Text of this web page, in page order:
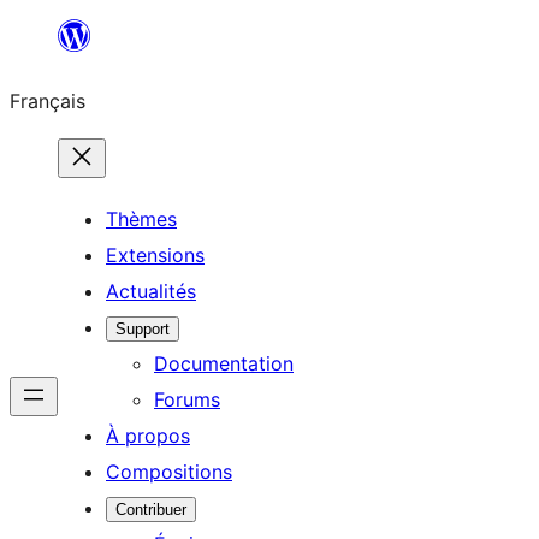
contenu
Français
Thèmes
Extensions
Actualités
Support
Documentation
Forums
À propos
Compositions
Contribuer